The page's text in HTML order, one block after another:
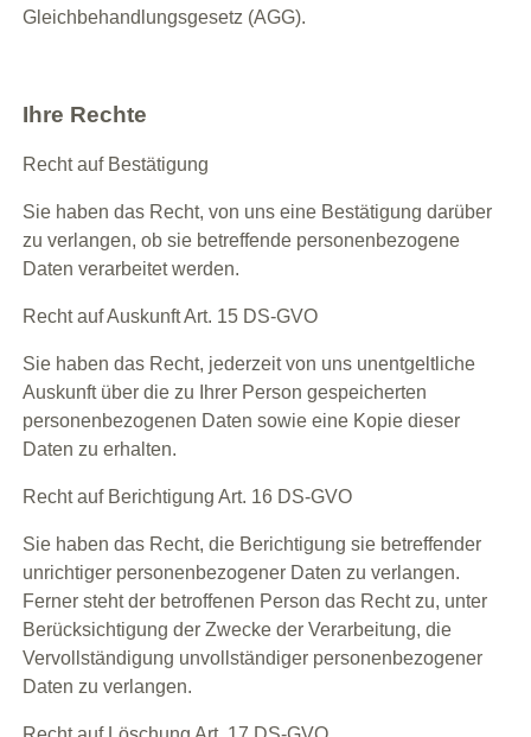
Gleichbehandlungsgesetz (AGG).
Ihre Rechte
Recht auf Bestätigung
Sie haben das Recht, von uns eine Bestätigung darüber
zu verlangen, ob sie betreffende personenbezogene
Daten verarbeitet werden.
Recht auf Auskunft Art. 15 DS-GVO
Sie haben das Recht, jederzeit von uns unentgeltliche
Auskunft über die zu Ihrer Person gespeicherten
personenbezogenen Daten sowie eine Kopie dieser
Daten zu erhalten.
Recht auf Berichtigung Art. 16 DS-GVO
Sie haben das Recht, die Berichtigung sie betreffender
unrichtiger personenbezogener Daten zu verlangen.
Ferner steht der betroffenen Person das Recht zu, unter
Berücksichtigung der Zwecke der Verarbeitung, die
Vervollständigung unvollständiger personenbezogener
Daten zu verlangen.